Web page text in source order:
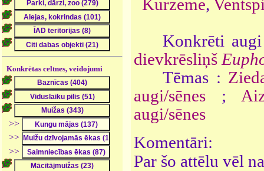
Konkrētas celtnes, veidojumi
>>
>>
>>
Kurzeme,
Konkrēti
dievkrēsliņš
Tēmas :
augi/sēnes ;
augi/sēnes
Komentāri:
Par šo attēlu vēl